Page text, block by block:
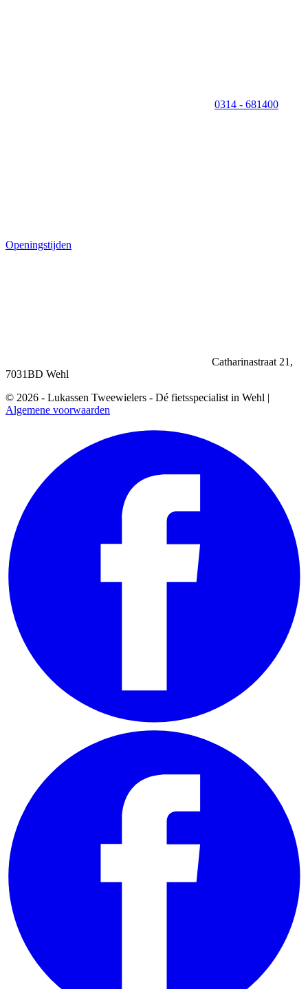
0314 - 681400
Openingstijden
Catharinastraat 21,
7031BD Wehl
© 2026 - Lukassen Tweewielers - Dé fietsspecialist in Wehl |
Algemene voorwaarden